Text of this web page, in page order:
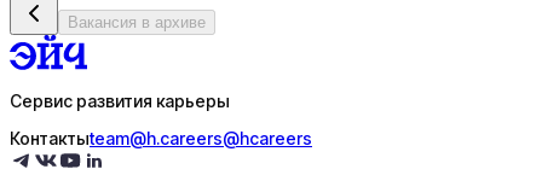
Вакансия в архиве
Сервис развития карьеры
Контактыteam@h.careers@hcareers